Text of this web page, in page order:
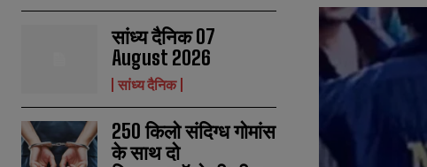
सांध्य दैनिक 07
August 2026
सांध्य दैनिक
250 किलो संदिग्ध गोमांस
के साथ दो